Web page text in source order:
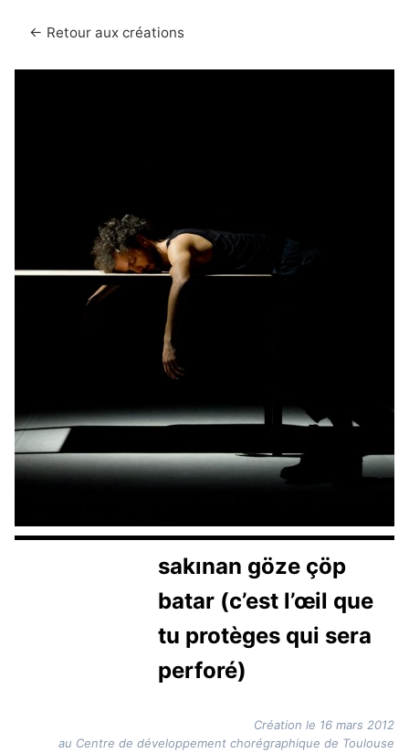
← Retour aux créations
sakınan göze çöp
batar (c’est l’œil que
tu protèges qui sera
perforé)
Création le 16 mars 2012
au Centre de développement chorégraphique de Toulouse